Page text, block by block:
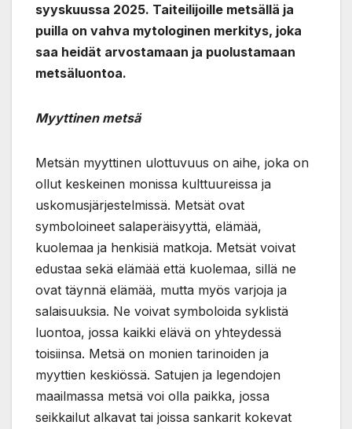
syyskuussa 2025. Taiteilijoille metsällä ja
puilla on vahva mytologinen merkitys, joka
saa heidät arvostamaan ja puolustamaan
metsäluontoa.
Myyttinen metsä
Metsän myyttinen ulottuvuus on aihe, joka on
ollut keskeinen monissa kulttuureissa ja
uskomusjärjestelmissä. Metsät ovat
symboloineet salaperäisyyttä, elämää,
kuolemaa ja henkisiä matkoja. Metsät voivat
edustaa sekä elämää että kuolemaa, sillä ne
ovat täynnä elämää, mutta myös varjoja ja
salaisuuksia. Ne voivat symboloida syklistä
luontoa, jossa kaikki elävä on yhteydessä
toisiinsa. Metsä on monien tarinoiden ja
myyttien keskiössä. Satujen ja legendojen
maailmassa metsä voi olla paikka, jossa
seikkailut alkavat tai joissa sankarit kokevat